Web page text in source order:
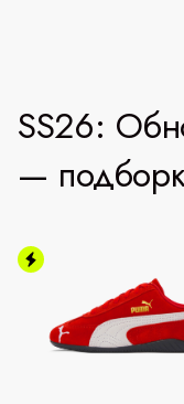
SS26:
—